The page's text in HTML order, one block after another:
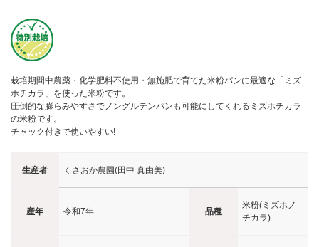
栽培期間中農薬・化学肥料不使用・無施肥で育てた米粉パンに最適な「ミズ
ホチカラ」を使った米粉です。
圧倒的な膨らみやすさでノングルテンパンも可能にしてくれるミズホチカラ
の米粉です。
チャック付きで使いやすい!
生産者 くさおか農園(田中 真由美)
産年 令和7年 品種
米粉(ミズホノ
チカラ)